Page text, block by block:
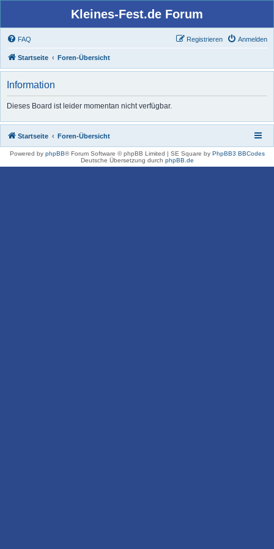
Kleines-Fest.de Forum
FAQ Anmelden
Registrieren
Startseite Foren-Übersicht
Information
Dieses Board ist leider momentan nicht verfügbar.
Startseite Foren-Übersicht
Powered by phpBB® Forum Software © phpBB Limited | SE Square by PhpBB3 BBCodes
Deutsche Übersetzung durch phpBB.de